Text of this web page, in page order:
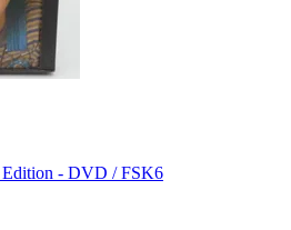
Edition - DVD / FSK6